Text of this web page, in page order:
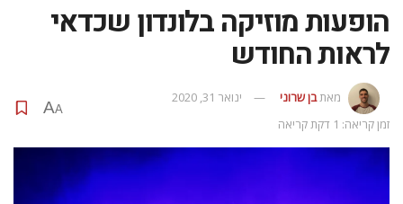
הופעות מוזיקה בלונדון שכדאי
לראות החודש
מאתבן שרוני
ינואר 31, 2020
זמן קריאה: 1 דקת קריאה
A
A